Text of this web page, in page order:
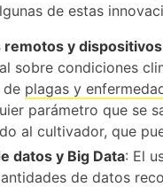
de estas
remotos y dispositivos
sobre condiciones
de plagas y
parámetro que se
al cultivador, que
datos y Big Data: El
de datos